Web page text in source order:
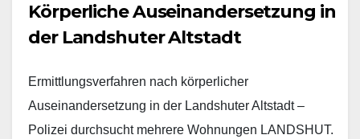
Körperliche Auseinandersetzung in
der Landshuter Altstadt
Ermittlungsverfahren nach körperlicher
Auseinandersetzung in der Landshuter Altstadt –
Polizei durchsucht mehrere Wohnungen LANDSHUT.